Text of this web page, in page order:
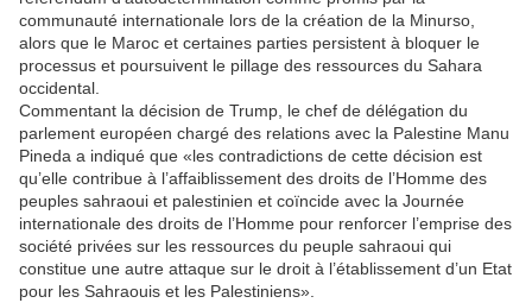
communauté internationale lors de la création de la Minurso,
alors que le Maroc et certaines parties persistent à bloquer le
processus et poursuivent le pillage des ressources du Sahara
occidental.
Commentant la décision de Trump, le chef de délégation du
parlement européen chargé des relations avec la Palestine Manu
Pineda a indiqué que «les contradictions de cette décision est
qu’elle contribue à l’affaiblissement des droits de l’Homme des
peuples sahraoui et palestinien et coïncide avec la Journée
internationale des droits de l’Homme pour renforcer l’emprise des
société privées sur les ressources du peuple sahraoui qui
constitue une autre attaque sur le droit à l’établissement d’un Etat
pour les Sahraouis et les Palestiniens».